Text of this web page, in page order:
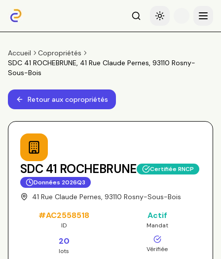
RechercheBasculer le thème
Menu
Accueil
Copropriétés
SDC 41 ROCHEBRUNE, 41 Rue Claude Pernes, 93110 Rosny-
Sous-Bois
Retour aux copropriétés
SDC 41 ROCHEBRUNE
Certifiée RNCP
Données 2026Q3
41 Rue Claude Pernes, 93110 Rosny-Sous-Bois
#AC2558518
ID
Actif
Mandat
20
lots Vérifiée